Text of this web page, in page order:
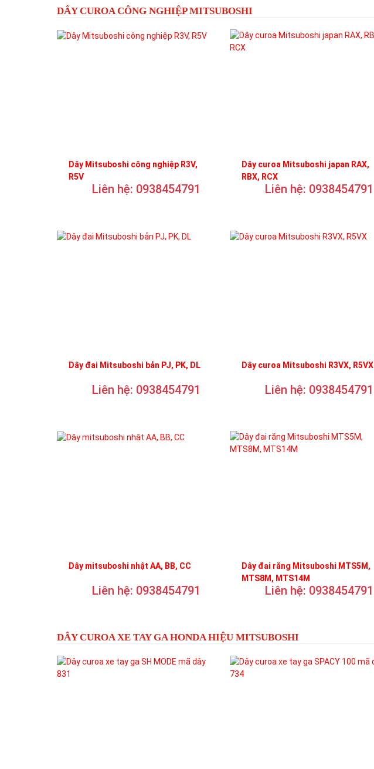
DÂY CUROA CÔNG NGHIỆP MITSUBOSHI
Dây Mitsuboshi công nghiệp R3V,
R5V
Liên hệ: 0938454791
Dây curoa Mitsuboshi japan RAX,
RBX, RCX
Liên hệ: 0938454791
Dây đai Mitsuboshi bản PJ, PK, DL
Liên hệ: 0938454791
Dây curoa Mitsuboshi R3VX, R5VX
Liên hệ: 0938454791
Dây mitsuboshi nhật AA, BB, CC
Liên hệ: 0938454791
Dây đai răng Mitsuboshi MTS5M,
MTS8M, MTS14M
Liên hệ: 0938454791
DÂY CUROA XE TAY GA HONDA HIỆU MITSUBOSHI